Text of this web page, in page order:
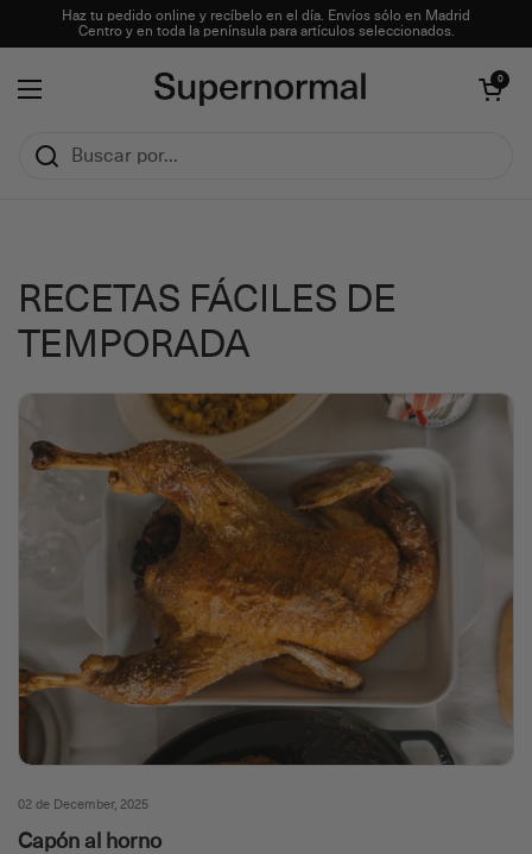
Ir al contenidoHaz tu pedido online y recíbelo en el día. Envíos sólo en Madrid
Centro y en toda la península para artículos seleccionados.
Abrir menú
Abrir carrito
0
RECETAS FÁCILES DE
TEMPORADA
02 de December, 2025
Capón al horno